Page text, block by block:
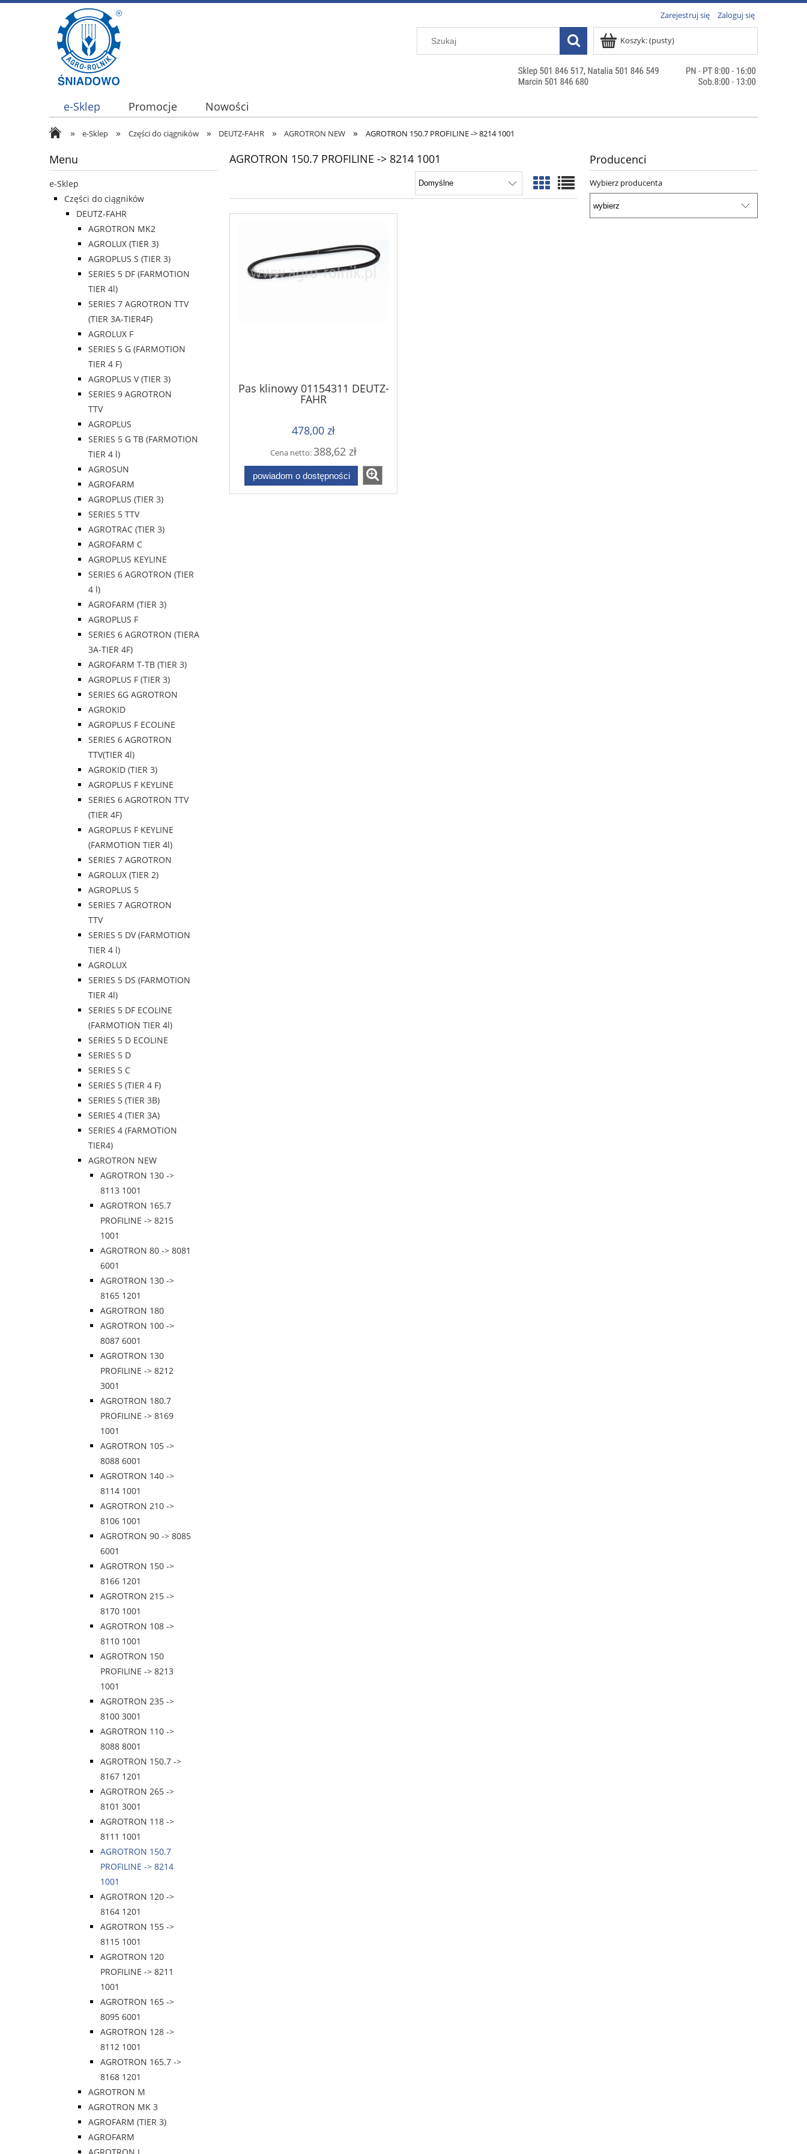
Zarejestruj się Zaloguj się
Koszyk:(pusty)
e-Sklep Promocje Nowości
» e-Sklep » Części do ciągników » DEUTZ-FAHR » AGROTRON NEW » AGROTRON 150.7 PROFILINE -> 8214 1001
Menu
e-Sklep
Części do ciągników
DEUTZ-FAHR
AGROTRON MK2
AGROLUX (TIER 3)
AGROPLUS S (TIER 3)
SERIES 5 DF (FARMOTION
TIER 4l)
SERIES 7 AGROTRON TTV
(TIER 3A-TIER4F)
AGROLUX F
SERIES 5 G (FARMOTION
TIER 4 F)
AGROPLUS V (TIER 3)
SERIES 9 AGROTRON
TTV
AGROPLUS
SERIES 5 G TB (FARMOTION
TIER 4 l)
AGROSUN
AGROFARM
AGROPLUS (TIER 3)
SERIES 5 TTV
AGROTRAC (TIER 3)
AGROFARM C
AGROPLUS KEYLINE
SERIES 6 AGROTRON (TIER
4 l)
AGROFARM (TIER 3)
AGROPLUS F
SERIES 6 AGROTRON (TIERA
3A-TIER 4F)
AGROFARM T-TB (TIER 3)
AGROPLUS F (TIER 3)
SERIES 6G AGROTRON
AGROKID
AGROPLUS F ECOLINE
SERIES 6 AGROTRON
TTV(TIER 4l)
AGROKID (TIER 3)
AGROPLUS F KEYLINE
SERIES 6 AGROTRON TTV
(TIER 4F)
AGROPLUS F KEYLINE
(FARMOTION TIER 4l)
SERIES 7 AGROTRON
AGROLUX (TIER 2)
AGROPLUS 5
SERIES 7 AGROTRON
TTV
SERIES 5 DV (FARMOTION
TIER 4 l)
AGROLUX
SERIES 5 DS (FARMOTION
TIER 4l)
SERIES 5 DF ECOLINE
(FARMOTION TIER 4l)
SERIES 5 D ECOLINE
SERIES 5 D
SERIES 5 C
SERIES 5 (TIER 4 F)
SERIES 5 (TIER 3B)
SERIES 4 (TIER 3A)
SERIES 4 (FARMOTION
TIER4)
AGROTRON NEW
AGROTRON 130 ->
8113 1001
AGROTRON 165.7
PROFILINE -> 8215
1001
AGROTRON 80 -> 8081
6001
AGROTRON 130 ->
8165 1201
AGROTRON 180
AGROTRON 100 ->
8087 6001
AGROTRON 130
PROFILINE -> 8212
3001
AGROTRON 180.7
PROFILINE -> 8169
1001
AGROTRON 105 ->
8088 6001
AGROTRON 140 ->
8114 1001
AGROTRON 210 ->
8106 1001
AGROTRON 90 -> 8085
6001
AGROTRON 150 ->
8166 1201
AGROTRON 215 ->
8170 1001
AGROTRON 108 ->
8110 1001
AGROTRON 150
PROFILINE -> 8213
1001
AGROTRON 235 ->
8100 3001
AGROTRON 110 ->
8088 8001
AGROTRON 150.7 ->
8167 1201
AGROTRON 265 ->
8101 3001
AGROTRON 118 ->
8111 1001
AGROTRON 150.7
PROFILINE -> 8214
1001
AGROTRON 120 ->
8164 1201
AGROTRON 155 ->
8115 1001
AGROTRON 120
PROFILINE -> 8211
1001
AGROTRON 165 ->
8095 6001
AGROTRON 128 ->
8112 1001
AGROTRON 165.7 ->
8168 1201
AGROTRON M
AGROTRON MK 3
AGROFARM (TIER 3)
AGROFARM
AGROTRON 150.7 PROFILINE -> 8214 1001
Pas klinowy 01154311 DEUTZ-
FAHR
478,00 zł
Cena netto:388,62 zł
powiadom o dostępności
Producenci
Wybierz producenta